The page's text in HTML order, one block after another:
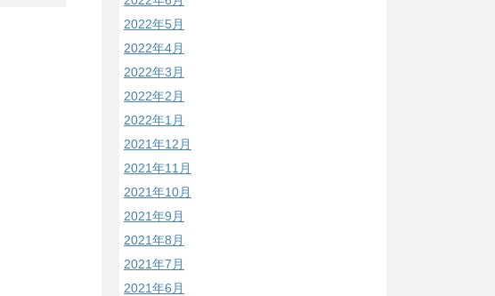
2022年5月
2022年4月
2022年3月
2022年2月
2022年1月
2021年12月
2021年11月
2021年10月
2021年9月
2021年8月
2021年7月
2021年6月